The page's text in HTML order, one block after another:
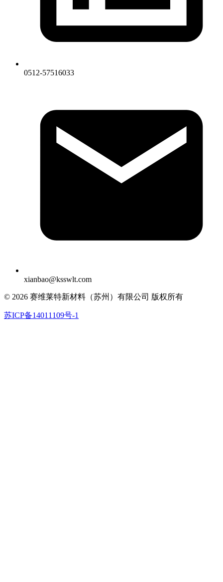
0512-57516033
xianbao@ksswlt.com
© 2026 赛维莱特新材料（苏州）有限公司 版权所有
苏ICP备14011109号-1